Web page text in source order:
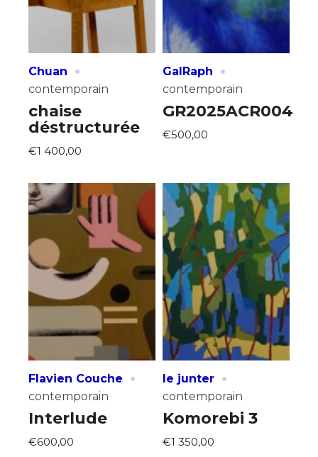
Adresse email*
Chuan ·
contemporain
chaise
déstructurée
€1 400,00
GalRaph ·
contemporain
GR2025ACR004
€500,00
Flavien Couche ·
contemporain
Interlude
€600,00
le junter ·
contemporain
Komorebi 3
€1 350,00